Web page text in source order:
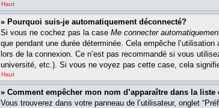
Haut
» Pourquoi suis-je automatiquement déconnecté?
Si vous ne cochez pas la case Me connecter
que pendant une durée déterminée. Cela empêche
lors de la connexion. Ce n’est pas recommandé si vous
université, etc.). Si vous ne voyez pas cette case, cela
Haut
» Comment empêcher mon nom d’apparaître dans la
Vous trouverez dans votre panneau de l’utilisateur, onglet